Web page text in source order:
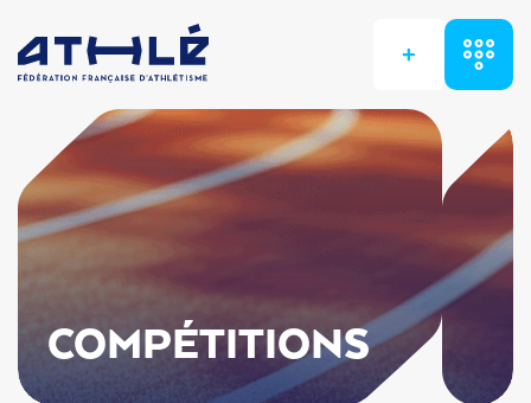
+
COMPÉTITIONS